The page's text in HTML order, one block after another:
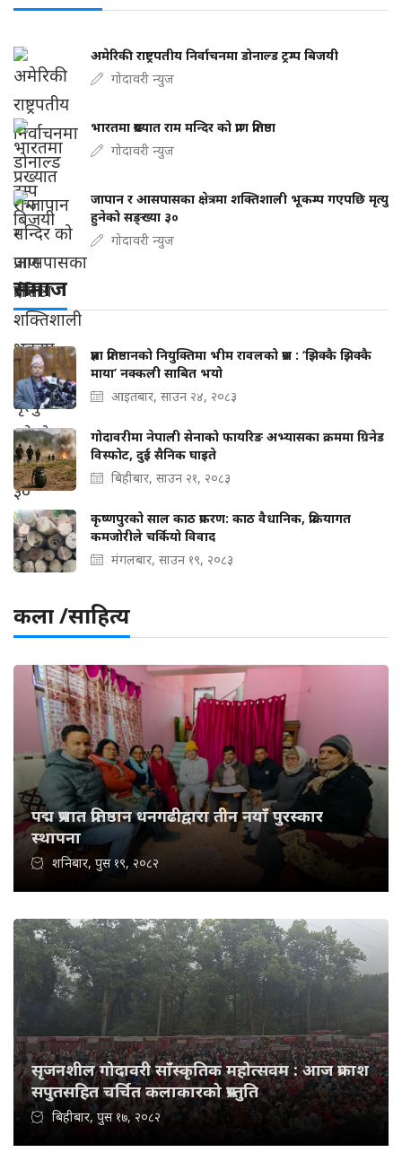
अमेरिकी राष्ट्रपतीय निर्वाचनमा डोनाल्ड ट्रम्प बिजयी
गोदावरी न्युज
भारतमा प्रख्यात राम मन्दिर को प्राण प्रतिष्ठा
गोदावरी न्युज
जापान र आसपासका क्षेत्रमा शक्तिशाली भूकम्प गएपछि मृत्यु
हुनेको सङ्ख्या ३०
गोदावरी न्युज
समाज
प्रज्ञा प्रतिष्ठानको नियुक्तिमा भीम रावलको प्रश्न : ‘झिक्कै झिक्कै
माया’ नक्कली साबित भयो
आइतबार, साउन २४, २०८३
गोदावरीमा नेपाली सेनाको फायरिङ अभ्यासका क्रममा ग्रिनेड
विस्फोट, दुई सैनिक घाइते
बिहीबार, साउन २१, २०८३
कृष्णपुरको साल काठ प्रकरण: काठ वैधानिक, प्रक्रियागत
कमजोरीले चर्कियो विवाद
मंगलबार, साउन १९, २०८३
कला /साहित्य
पद्म प्रभात प्रतिष्ठान धनगढीद्वारा तीन नयाँ पुरस्कार
स्थापना
शनिबार, पुस १९, २०८२
सृजनशील गोदावरी साँस्कृतिक महोत्सवम : आज प्रकाश
सपुतसहित चर्चित कलाकारको प्रस्तुति
बिहीबार, पुस १७, २०८२